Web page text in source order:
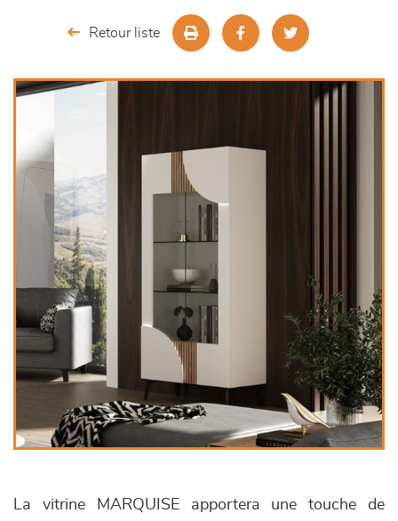
Retour liste
La vitrine MARQUISE apportera une touche de